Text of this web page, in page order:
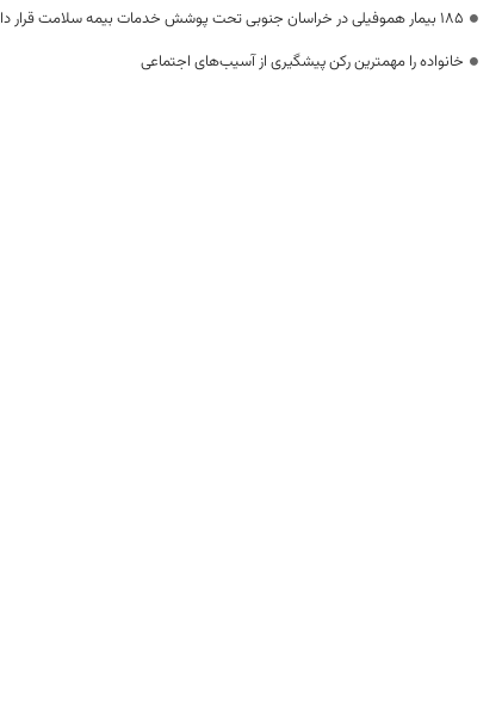
۱۸۵ بیمار هموفیلی در خراسان جنوبی تحت پوشش خدمات بیمه سلامت قرار دارند
خانواده را مهمترین رکن پیشگیری از آسیب‌های اجتماعی